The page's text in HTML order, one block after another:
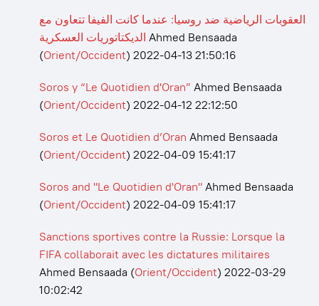
العقوبات الرياضية ضد روسيا: عندما كانت الفيفا تتعاون مع
الديكتاتوريات العسكرية Ahmed Bensaada
(Orient/Occident) 2022-04-13 21:50:16
Soros y “Le Quotidien d'Oran” Ahmed Bensaada
(Orient/Occident) 2022-04-12 22:12:50
Soros et Le Quotidien d’Oran Ahmed Bensaada
(Orient/Occident) 2022-04-09 15:41:17
Soros and "Le Quotidien d'Oran"Ahmed Bensaada
(Orient/Occident) 2022-04-09 15:41:17
Sanctions sportives contre la Russie: Lorsque la
FIFA collaborait avec les dictatures militaires
Ahmed Bensaada (Orient/Occident) 2022-03-29
10:02:42